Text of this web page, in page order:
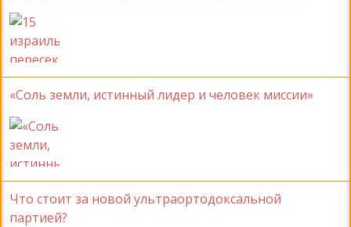
«Соль земли, истинный лидер и человек миссии»
Что стоит за новой ультраортодоксальной
партией?